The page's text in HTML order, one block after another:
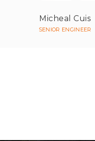
Micheal Cuis
SENIOR ENGINEER